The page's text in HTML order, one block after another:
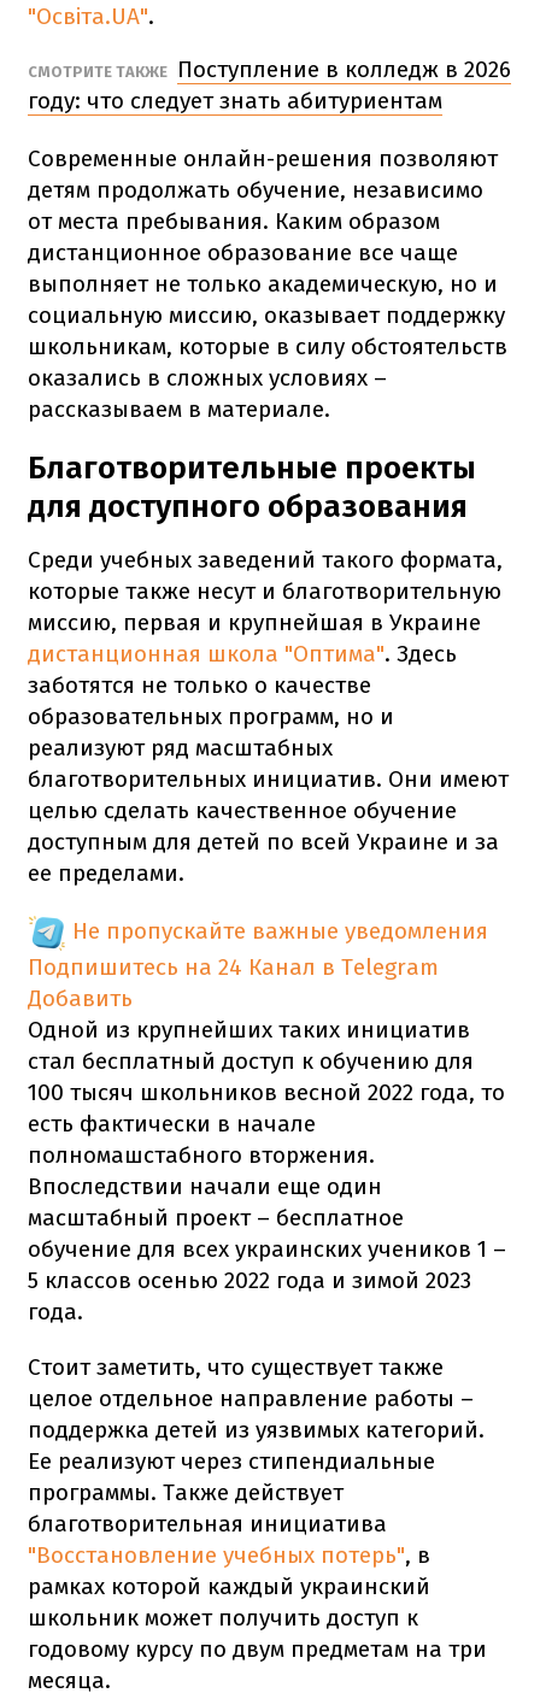
"Освіта.UA".
СМОТРИТЕ ТАКЖЕ
Поступление в колледж в 2026
году: что следует знать абитуриентам
Современные онлайн-решения позволяют
детям продолжать обучение, независимо
от места пребывания. Каким образом
дистанционное образование все чаще
выполняет не только академическую, но и
социальную миссию, оказывает поддержку
школьникам, которые в силу обстоятельств
оказались в сложных условиях –
рассказываем в материале.
Благотворительные проекты
для доступного образования
Среди учебных заведений такого формата,
которые также несут и благотворительную
миссию, первая и крупнейшая в Украине
дистанционная школа "Оптима". Здесь
заботятся не только о качестве
образовательных программ, но и
реализуют ряд масштабных
благотворительных инициатив. Они имеют
целью сделать качественное обучение
доступным для детей по всей Украине и за
ее пределами.
Не пропускайте важные уведомления
Подпишитесь на 24 Канал в Telegram
Добавить
Одной из крупнейших таких инициатив
стал бесплатный доступ к обучению для
100 тысяч школьников весной 2022 года, то
есть фактически в начале
полномашстабного вторжения.
Впоследствии начали еще один
масштабный проект – бесплатное
обучение для всех украинских учеников 1 –
5 классов осенью 2022 года и зимой 2023
года.
Стоит заметить, что существует также
целое отдельное направление работы –
поддержка детей из уязвимых категорий.
Ее реализуют через стипендиальные
программы. Также действует
благотворительная инициатива
"Восстановление учебных потерь", в
рамках которой каждый украинский
школьник может получить доступ к
годовому курсу по двум предметам на три
месяца.